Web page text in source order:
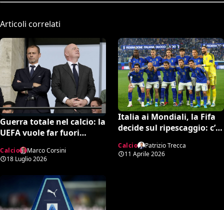
Articoli correlati
Guerra totale nel calcio: la
UEFA vuole far fuori
potente candidatura per
la FIFA
Calcio
Marco Corsini
18 Luglio 2026
Italia ai Mondiali, la Fifa
decide sul ripescaggio: c’è
Calcio
Patrizio Trecca
11 Aprile 2026